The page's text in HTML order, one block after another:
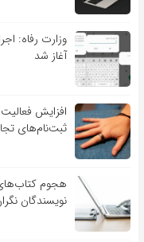
وزارت رفاه:
آغاز شد
افزایش
ثبت‌نام‌های
نویسندگان